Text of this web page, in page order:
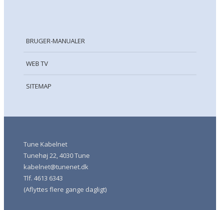
BRUGER-MANUALER
WEB TV
SITEMAP
Tune Kabelnet
Tunehøj 22, 4030 Tune
kabelnet@tunenet.dk
Tlf. 4613 6343
(Aflyttes flere gange dagligt)